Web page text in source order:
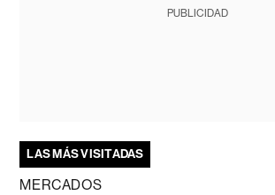
PUBLICIDAD
LAS MÁS VISITADAS
MERCADOS